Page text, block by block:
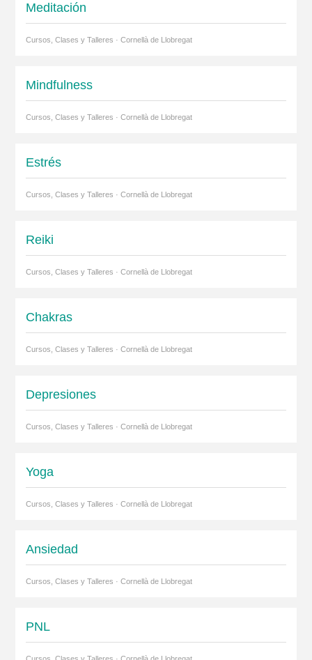
Meditación
Cursos, Clases y Talleres · Cornellà de Llobregat
Mindfulness
Cursos, Clases y Talleres · Cornellà de Llobregat
Estrés
Cursos, Clases y Talleres · Cornellà de Llobregat
Reiki
Cursos, Clases y Talleres · Cornellà de Llobregat
Chakras
Cursos, Clases y Talleres · Cornellà de Llobregat
Depresiones
Cursos, Clases y Talleres · Cornellà de Llobregat
Yoga
Cursos, Clases y Talleres · Cornellà de Llobregat
Ansiedad
Cursos, Clases y Talleres · Cornellà de Llobregat
PNL